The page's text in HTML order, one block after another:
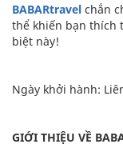
BABARtravel chắn
thể khiến bạn thích
biệt này!
Ngày khởi hành:
GIỚI THIỆU VỀ